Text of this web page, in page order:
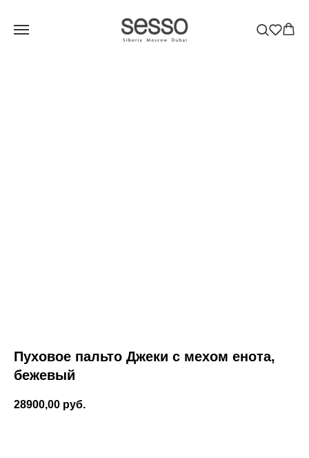
Пуховое пальто Джеки с мехом енота,
бежевый
28900,00 руб.